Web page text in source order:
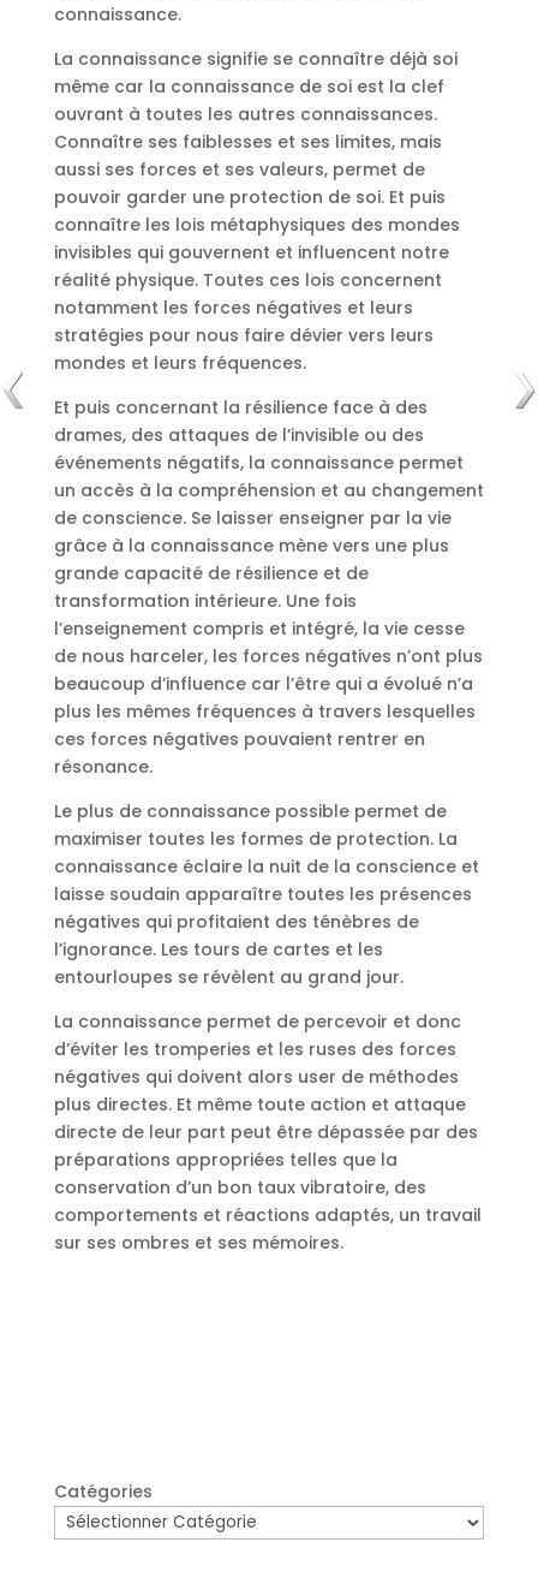
connaissance.
La connaissance signifie se connaître déjà soi
même car la connaissance de soi est la clef
ouvrant à toutes les autres connaissances.
Connaître ses faiblesses et ses limites, mais
aussi ses forces et ses valeurs, permet de
pouvoir garder une protection de soi. Et puis
connaître les lois métaphysiques des mondes
invisibles qui gouvernent et influencent notre
réalité physique. Toutes ces lois concernent
notamment les forces négatives et leurs
stratégies pour nous faire dévier vers leurs
mondes et leurs fréquences.
Et puis concernant la résilience face à des
drames, des attaques de l’invisible ou des
événements négatifs, la connaissance permet
un accès à la compréhension et au changement
de conscience. Se laisser enseigner par la vie
grâce à la connaissance mène vers une plus
grande capacité de résilience et de
transformation intérieure. Une fois
l’enseignement compris et intégré, la vie cesse
de nous harceler, les forces négatives n’ont plus
beaucoup d’influence car l’être qui a évolué n’a
plus les mêmes fréquences à travers lesquelles
ces forces négatives pouvaient rentrer en
résonance.
Le plus de connaissance possible permet de
maximiser toutes les formes de protection. La
connaissance éclaire la nuit de la conscience et
laisse soudain apparaître toutes les présences
négatives qui profitaient des ténèbres de
l’ignorance. Les tours de cartes et les
entourloupes se révèlent au grand jour.
La connaissance permet de percevoir et donc
d’éviter les tromperies et les ruses des forces
négatives qui doivent alors user de méthodes
plus directes. Et même toute action et attaque
directe de leur part peut être dépassée par des
préparations appropriées telles que la
conservation d’un bon taux vibratoire, des
comportements et réactions adaptés, un travail
sur ses ombres et ses mémoires.
Catégories